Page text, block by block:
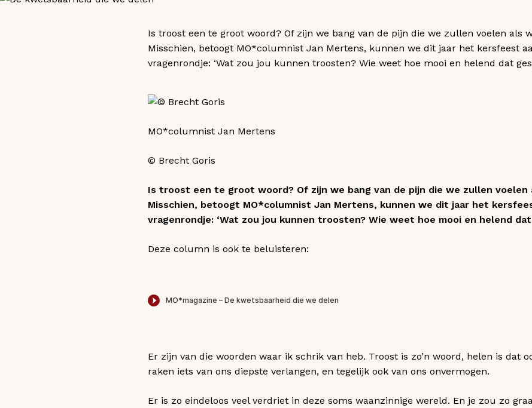
Is troost een te groot woord? Of zijn we bang van de pijn die we zullen voelen als
Misschien, betoogt MO*columnist Jan Mertens, kunnen we dit jaar het kersfeest
vragenrondje: ‘Wat zou jou kunnen troosten? Wie weet hoe mooi en helend dat
MO*columnist Jan Mertens
© Brecht Goris
Is troost een te groot woord? Of zijn we bang van de pijn die we zullen voelen
Misschien, betoogt MO*columnist Jan Mertens, kunnen we dit jaar het
vragenrondje: ‘Wat zou jou kunnen troosten? Wie weet hoe mooi en helend dat
Deze column is ook te beluisteren:
Er zijn van die woorden waar ik schrik van heb. Troost is zo’n woord, helen is dat
raken iets van ons diepste verlangen, en tegelijk ook van ons onvermogen.
Er is zo eindeloos veel verdriet in deze soms waanzinnige wereld. En je zou zo